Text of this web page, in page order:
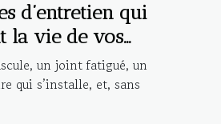
d’entretien qui
la vie de vos
un joint fatigué, un
qui s’installe, et, sans